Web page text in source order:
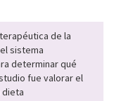
de la
sistema
determinar qué
fue valorar el
dieta